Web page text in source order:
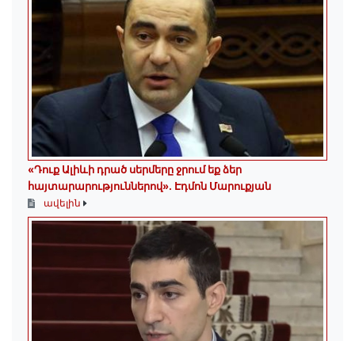
«Դուք Ալիևի դրած սերմերը ջրում եք ձեր
հայտարարություններով»․ Էդմոն Մարուքյան
ավելին